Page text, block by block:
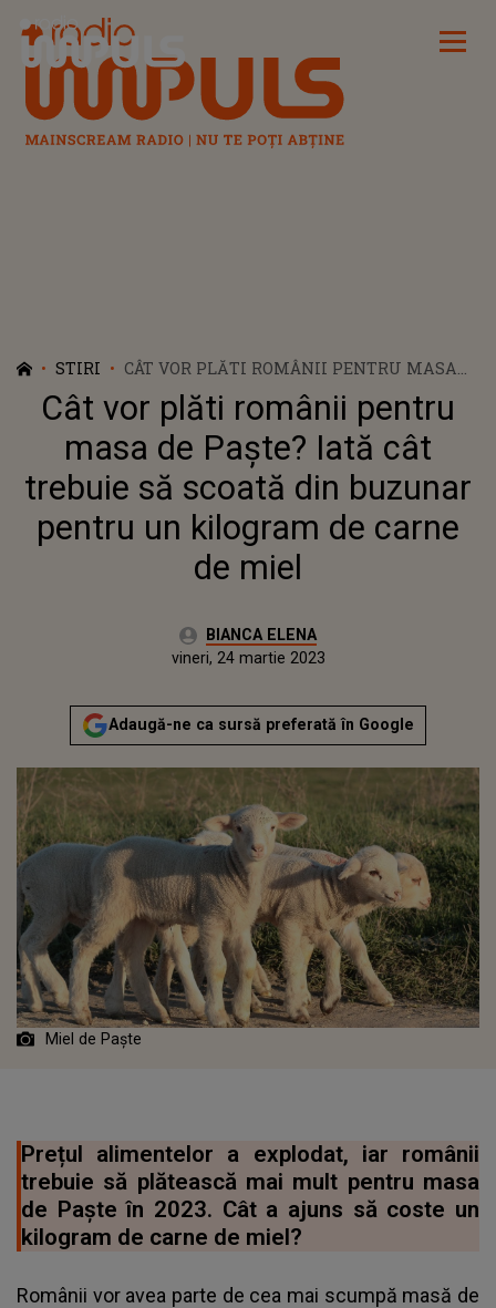
Radio Impuls
STIRI
CÂT VOR PLĂTI ROMÂNII PENTRU MASA
DE PAȘTE? IATĂ CÂT TREBUIE SĂ SCOATĂ
DIN BUZUNAR PENTRU UN KILOGRAM DE
CARNE DE MIEL
Cât vor plăti românii pentru
masa de Paște? Iată cât
trebuie să scoată din buzunar
pentru un kilogram de carne
de miel
Autor:BIANCA ELENA
Publicat:
vineri, 24 martie 2023
Adaugă-ne ca sursă preferată în Google
Miel de Paște
Prețul alimentelor a explodat, iar românii
trebuie să plătească mai mult pentru masa
de Paște în 2023. Cât a ajuns să coste un
kilogram de carne de miel?
Românii vor avea parte de cea mai scumpă masă de